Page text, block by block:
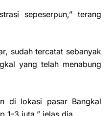
sepeserpun,” terang
sudah tercatat sebanyak
yang telah menabung
di lokasi pasar Bangkal